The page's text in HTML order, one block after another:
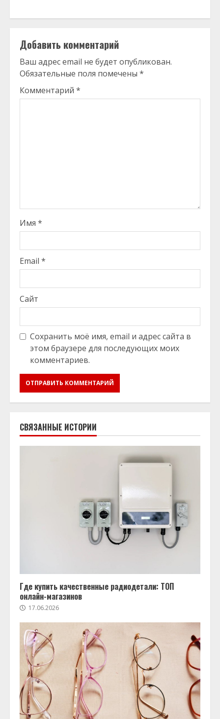
Добавить комментарий
Ваш адрес email не будет опубликован.
Обязательные поля помечены *
Комментарий *
Имя *
Email *
Сайт
Сохранить моё имя, email и адрес сайта в
этом браузере для последующих моих
комментариев.
СВЯЗАННЫЕ ИСТОРИИ
Где купить качественные радиодетали: ТОП
онлайн-магазинов
17.06.2026